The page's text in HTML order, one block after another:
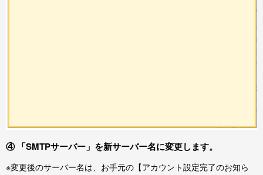
④ 「SMTPサーバー」を新サーバー名に変更します。
※変更後のサーバー名は、お手元の【アカウント設定完了のお知ら